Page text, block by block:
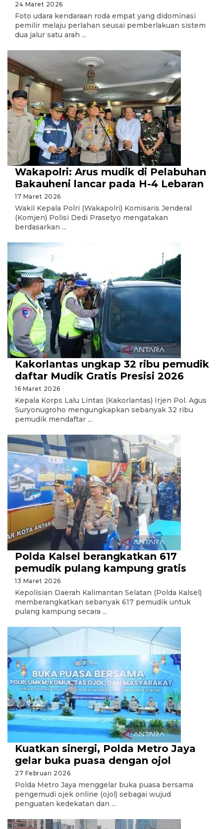
24 Maret 2026
Foto udara kendaraan roda empat yang didominasi
pemilir melaju perlahan seusai pemberlakuan sistem
dua jalur satu arah ...
Wakapolri: Arus mudik di Pelabuhan
Bakauheni lancar pada H-4 Lebaran
17 Maret 2026
Wakil Kepala Polri (Wakapolri) Komisaris Jenderal
(Komjen) Polisi Dedi Prasetyo mengatakan
berdasarkan ...
Kakorlantas ungkap 32 ribu pemudik
daftar Mudik Gratis Presisi 2026
16 Maret 2026
Kepala Korps Lalu Lintas (Kakorlantas) Irjen Pol. Agus
Suryonugroho mengungkapkan sebanyak 32 ribu
pemudik mendaftar ...
Polda Kalsel berangkatkan 617
pemudik pulang kampung gratis
13 Maret 2026
Kepolisian Daerah Kalimantan Selatan (Polda Kalsel)
memberangkatkan sebanyak 617 pemudik untuk
pulang kampung secara ...
Kuatkan sinergi, Polda Metro Jaya
gelar buka puasa dengan ojol
27 Februari 2026
Polda Metro Jaya menggelar buka puasa bersama
pengemudi ojek online (ojol) sebagai wujud
penguatan kedekatan dan ...